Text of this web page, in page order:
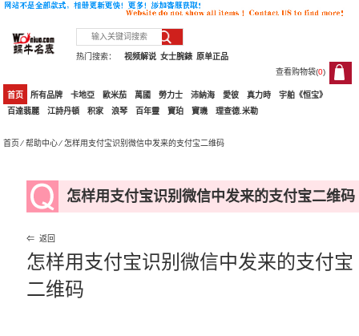
热门搜索： 原单正品
女士腕錶
视频解说
查看购物袋(0)
0
首页 所有品牌 卡地亞 歐米茄 萬國 勞力士 沛納海 愛彼 真力時
宇舶《恒宝》
百達翡麗
江詩丹頓 积家 浪琴 百年靈 寶珀 寶璣 理查德.米勒
首页⁄帮助中心⁄ 怎样用支付宝识别微信中发来的支付宝二维码
怎样用支付宝识别微信中发来的支付宝二维码
⇐ 返回
怎样用支付宝识别微信中发来的支付宝
二维码